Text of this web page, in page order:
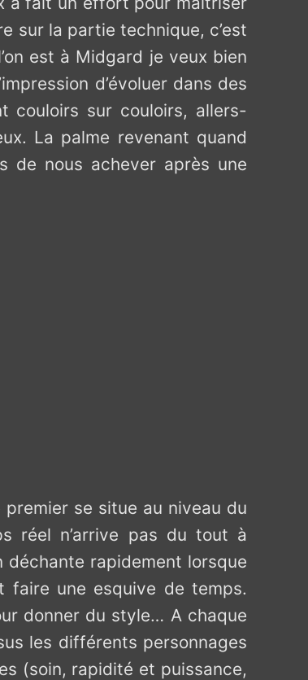
sur la partie technique, c’est
est à Midgard je veux bien
d’évoluer dans des
couloirs sur couloirs, allers-
La palme revenant quand
de nous achever après une
se situe au niveau du
réel n’arrive pas du tout à
rapidement lorsque
faire une esquive de temps.
donner du style… A chaque
les différents personnages
(soin, rapidité et puissance,